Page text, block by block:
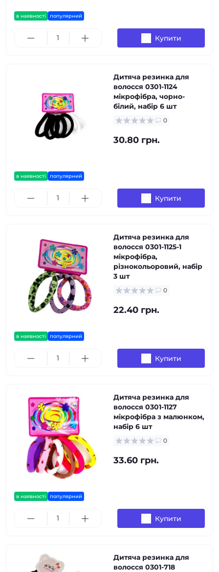
в наявності популярний
Купити
в наявності популярний
Дитяча резинка для
волосся 0301-1124
мікрофібра, чорно-
білий, набір 6 шт
0
30.80 грн.
Купити
в наявності популярний
Дитяча резинка для
волосся 0301-1125-1
мікрофібра,
різнокольоровий, набір
3 шт
0
22.40 грн.
Купити
в наявності популярний
Дитяча резинка для
волосся 0301-1127
мікрофібра з малюнком,
набір 6 шт
0
33.60 грн.
Купити
Дитяча резинка для
волосся 0301-718